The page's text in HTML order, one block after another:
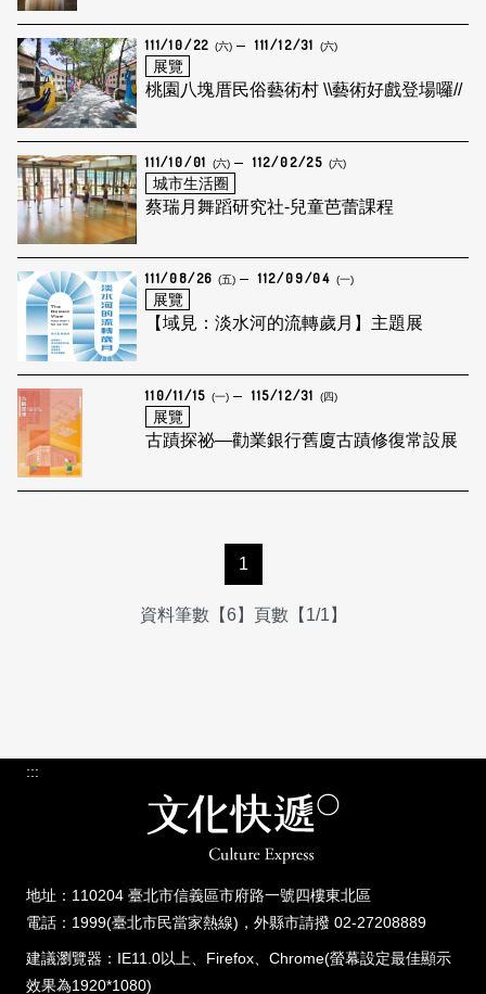
111/10/22 (六) 111/12/31 (六)
展覽
桃園八塊厝民俗藝術村 \\藝術好戲登場囉//
111/10/01 (六) 112/02/25 (六)
城市生活圈
蔡瑞月舞蹈研究社-兒童芭蕾課程
111/08/26 (五) 112/09/04 (一)
展覽
【域見：淡水河的流轉歲月】主題展
110/11/15 (一) 115/12/31 (四)
展覽
古蹟探祕—勸業銀行舊廈古蹟修復常設展
1
資料筆數【6】頁數【1/1】
:::
地址：110204 臺北市信義區市府路一號四樓東北區
電話：1999(臺北市民當家熱線)，外縣市請撥 02-27208889
建議瀏覽器：IE11.0以上、Firefox、Chrome(螢幕設定最佳顯示
效果為1920*1080)